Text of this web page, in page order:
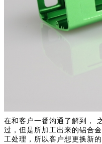
在和客户一番沟通了解到，
过，但是所加工出来的铝合
工处理，所以客户想更换新的